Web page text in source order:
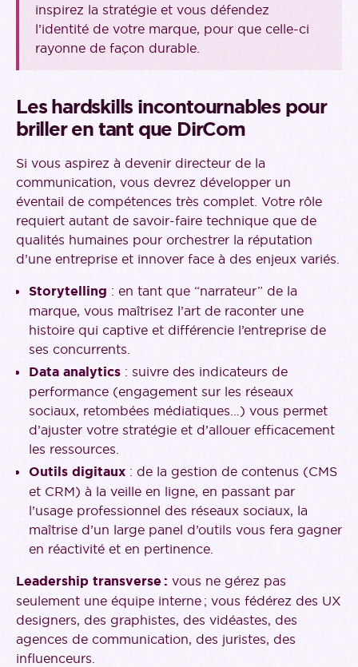
inspirez la stratégie et vous défendez
l’identité de votre marque, pour que celle-ci
rayonne de façon durable.
Les hardskills incontournables pour
briller en tant que DirCom
Si vous aspirez à devenir directeur de la
communication, vous devrez développer un
éventail de compétences très complet. Votre rôle
requiert autant de savoir-faire technique que de
qualités humaines pour orchestrer la réputation
d’une entreprise et innover face à des enjeux variés.
Storytelling : en tant que “narrateur” de la
marque, vous maîtrisez l’art de raconter une
histoire qui captive et différencie l’entreprise de
ses concurrents.
Data analytics : suivre des indicateurs de
performance (engagement sur les réseaux
sociaux, retombées médiatiques…) vous permet
d’ajuster votre stratégie et d’allouer efficacement
les ressources.
Outils digitaux : de la gestion de contenus (CMS
et CRM) à la veille en ligne, en passant par
l’usage professionnel des réseaux sociaux, la
maîtrise d’un large panel d’outils vous fera gagner
en réactivité et en pertinence.
Leadership transverse : vous ne gérez pas
seulement une équipe interne ; vous fédérez des UX
designers, des graphistes, des vidéastes, des
agences de communication, des juristes, des
influenceurs.